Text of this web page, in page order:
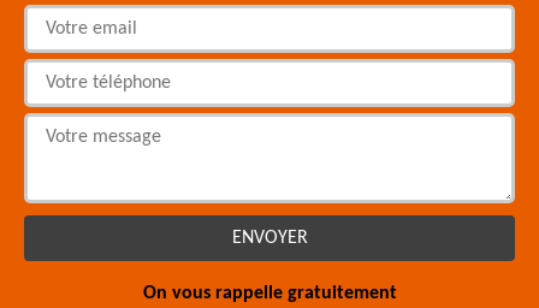
On vous rappelle gratuitement